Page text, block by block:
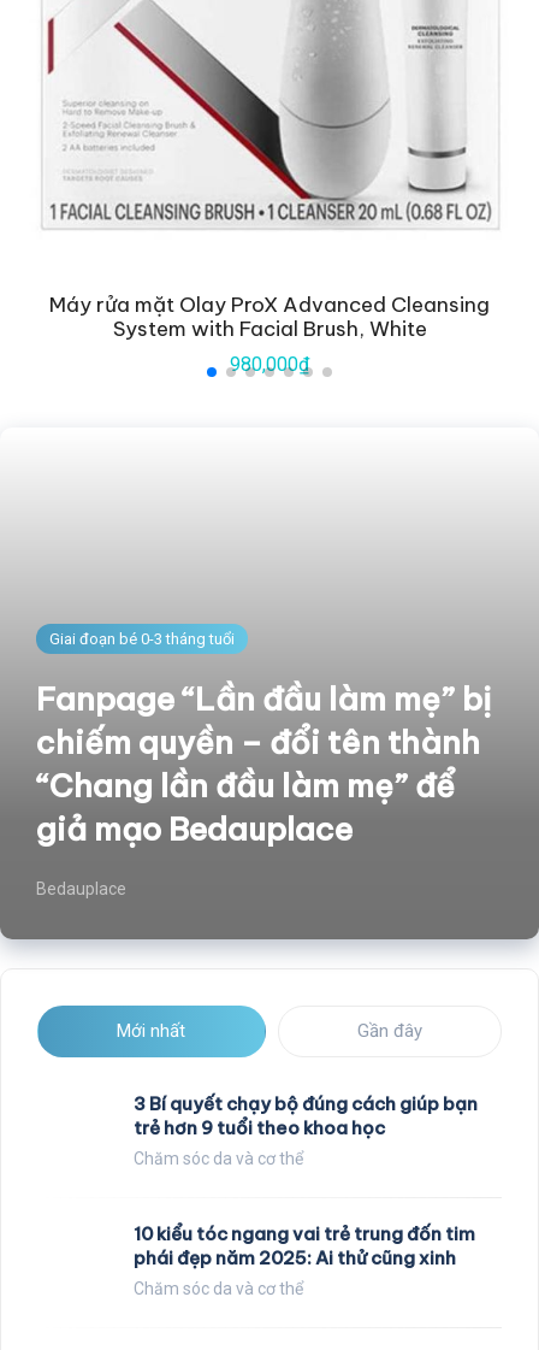
Máy rửa mặt Olay ProX Advanced Cleansing
System with Facial Brush, White
980,000₫
Giai đoạn bé 0-3 tháng tuổi
Fanpage “Lần đầu làm mẹ” bị
chiếm quyền – đổi tên thành
“Chang lần đầu làm mẹ” để
giả mạo Bedauplace
Bedauplace
Mới nhất Gần đây
3 Bí quyết chạy bộ đúng cách giúp bạn
trẻ hơn 9 tuổi theo khoa học
Chăm sóc da và cơ thể
10 kiểu tóc ngang vai trẻ trung đốn tim
phái đẹp năm 2025: Ai thử cũng xinh
Chăm sóc da và cơ thể